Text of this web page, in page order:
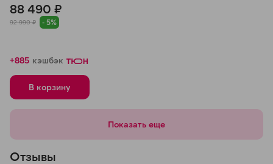
Черный
88 490 ₽
92 990 ₽ - 5%
+885 кэшбэк
В корзину
Показать еще
Отзывы